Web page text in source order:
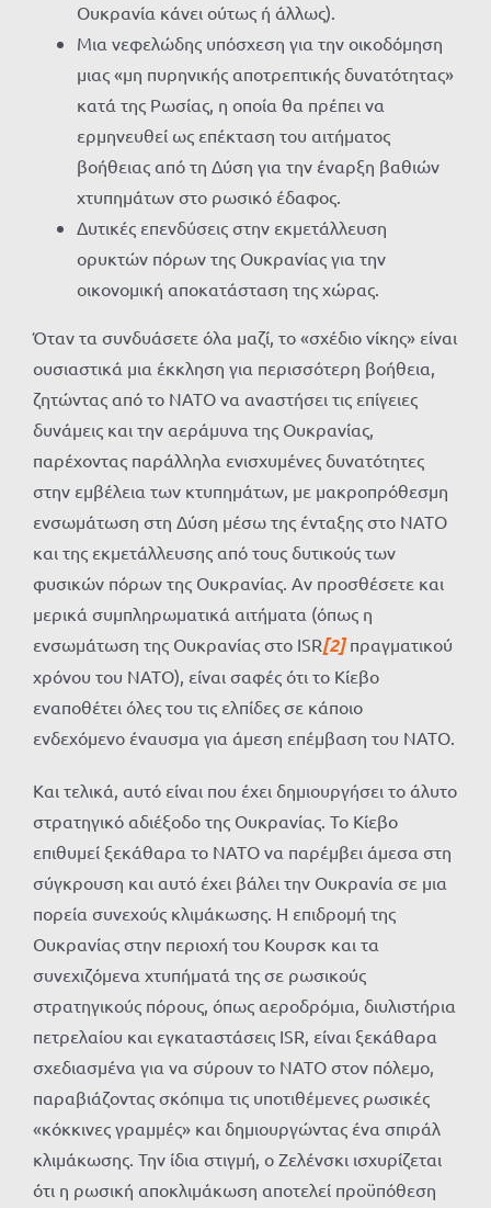
Ουκρανία κάνει ούτως ή άλλως).
Μια νεφελώδης υπόσχεση για την οικοδόμηση
μιας «μη πυρηνικής αποτρεπτικής δυνατότητας»
κατά της Ρωσίας, η οποία θα πρέπει να
ερμηνευθεί ως επέκταση του αιτήματος
βοήθειας από τη Δύση για την έναρξη βαθιών
χτυπημάτων στο ρωσικό έδαφος.
Δυτικές επενδύσεις στην εκμετάλλευση
ορυκτών πόρων της Ουκρανίας για την
οικονομική αποκατάσταση της χώρας.
Όταν τα συνδυάσετε όλα μαζί, το «σχέδιο νίκης» είναι
ουσιαστικά μια έκκληση για περισσότερη βοήθεια,
ζητώντας από το ΝΑΤΟ να αναστήσει τις επίγειες
δυνάμεις και την αεράμυνα της Ουκρανίας,
παρέχοντας παράλληλα ενισχυμένες δυνατότητες
στην εμβέλεια των κτυπημάτων, με μακροπρόθεσμη
ενσωμάτωση στη Δύση μέσω της ένταξης στο ΝΑΤΟ
και της εκμετάλλευσης από τους δυτικούς των
φυσικών πόρων της Ουκρανίας. Αν προσθέσετε και
μερικά συμπληρωματικά αιτήματα (όπως η
ενσωμάτωση της Ουκρανίας στο ISR[2]πραγματικού
χρόνου του ΝΑΤΟ), είναι σαφές ότι το Κίεβο
εναποθέτει όλες του τις ελπίδες σε κάποιο
ενδεχόμενο έναυσμα για άμεση επέμβαση του ΝΑΤΟ.
Και τελικά, αυτό είναι που έχει δημιουργήσει το άλυτο
στρατηγικό αδιέξοδο της Ουκρανίας. Το Κίεβο
επιθυμεί ξεκάθαρα το ΝΑΤΟ να παρέμβει άμεσα στη
σύγκρουση και αυτό έχει βάλει την Ουκρανία σε μια
πορεία συνεχούς κλιμάκωσης. Η επιδρομή της
Ουκρανίας στην περιοχή του Κουρσκ και τα
συνεχιζόμενα χτυπήματά της σε ρωσικούς
στρατηγικούς πόρους, όπως αεροδρόμια, διυλιστήρια
πετρελαίου και εγκαταστάσεις ISR, είναι ξεκάθαρα
σχεδιασμένα για να σύρουν το ΝΑΤΟ στον πόλεμο,
παραβιάζοντας σκόπιμα τις υποτιθέμενες ρωσικές
«κόκκινες γραμμές» και δημιουργώντας ένα σπιράλ
κλιμάκωσης. Την ίδια στιγμή, ο Ζελένσκι ισχυρίζεται
ότι η ρωσική αποκλιμάκωση αποτελεί προϋπόθεση